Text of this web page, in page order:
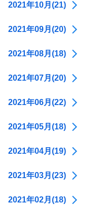
2021年10月(21)
2021年09月(20)
2021年08月(18)
2021年07月(20)
2021年06月(22)
2021年05月(18)
2021年04月(19)
2021年03月(23)
2021年02月(18)